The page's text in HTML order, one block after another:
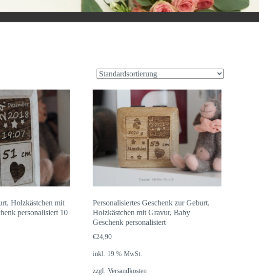
Holzkästchen mit
personalisiert 10
Personalisiertes Geschenk zur Geburt,
Holzkästchen mit Gravur, Baby
Geschenk personalisiert
€24,90
inkl. 19 % MwSt.
zzgl. Versandkosten